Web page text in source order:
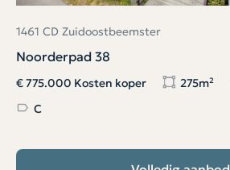
1461 CD Zuidoostbeemster
Noorderpad 38
€ 775.000 Kosten koper 275m²
C